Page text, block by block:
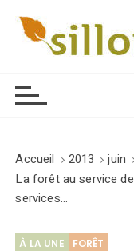
Accueil 2013 juin
La forêt au service
services…
À LA UNE FORÊT